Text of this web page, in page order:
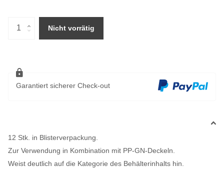
Nicht vorrätig
Garantiert sicherer Check-out
12 Stk. in Blisterverpackung.
Zur Verwendung in Kombination mit PP-GN-Deckeln.
Weist deutlich auf die Kategorie des Behälterinhalts hin.